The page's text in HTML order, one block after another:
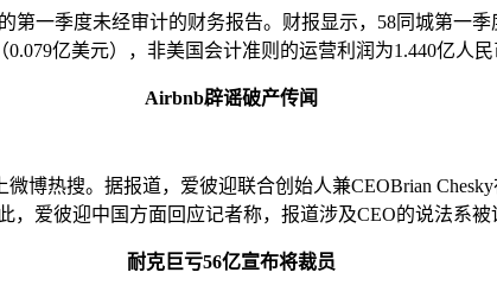
一季度未经审计的财务报告。财报显示，58同城第一季
亿美元），非美国会计准则的运营利润为1.440亿人民
Airbnb辟谣破产传闻
博热搜。据报道，爱彼迎联合创始人兼CEOBrian
爱彼迎中国方面回应记者称，报道涉及CEO的说法系被
耐克巨亏56亿宣布将裁员